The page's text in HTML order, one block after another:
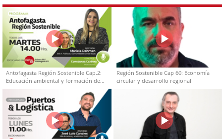
Antofagasta Región Sostenible Cap.2:
Educación ambiental y formación de
capacidades técnicas
Región Sostenible Cap 60: Economía
circular y desarrollo regional